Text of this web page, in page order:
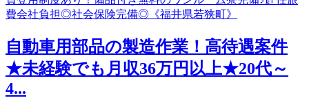
自動車用部品の製造作業！高待遇案件
★未経験でも月収36万円以上★20代～
4...